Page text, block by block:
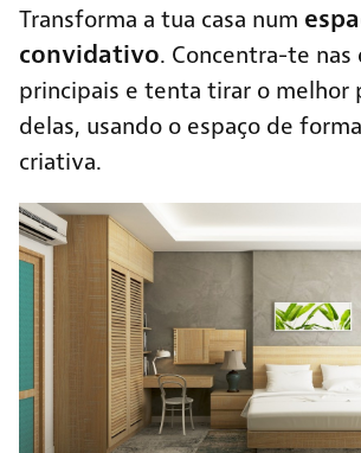
Transforma a tua casa num
convidativo. Concentra-te nas
principais e tenta tirar o melhor
delas, usando o espaço de
criativa.